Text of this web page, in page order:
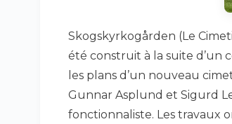
Skogskyrkogården (Le
été construit à la suite d’un
les plans d’un nouveau
Gunnar Asplund et Sigurd
fonctionnaliste. Les travaux